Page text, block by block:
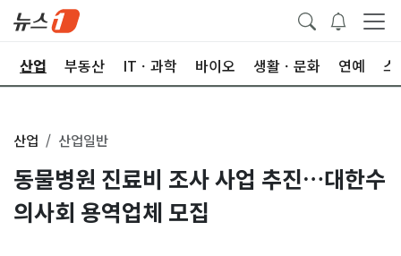
산업 부동산 ITㆍ과학 바이오 생활ㆍ문화 연예 스
산업 산업일반
동물병원 진료비 조사 사업 추진…대한수
의사회 용역업체 모집